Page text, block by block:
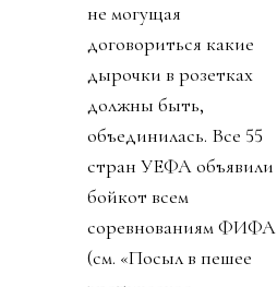
не могущая
договориться какие
дырочки в розетках
должны быть,
объединилась. Все 55
стран УЕФА объявили
бойкот всем
соревнованиям ФИФА
(см. «Посыл в пешее